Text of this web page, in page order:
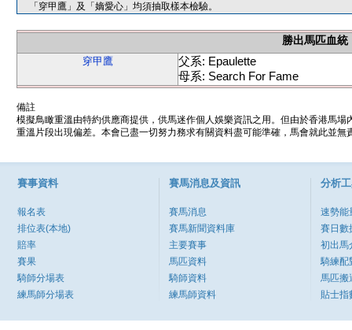
「穿甲鷹」及「嫡愛心」均須抽取樣本檢驗。
勝出馬匹血統
穿甲鷹
父系: Epaulette
母系: Search For Fame
備註
模擬鳥瞰重溫由特約供應商提供，供馬迷作個人娛樂資訊之用。但由於香港馬
重溫片段出現偏差。本會已盡一切努力務求有關資料盡可能準確，馬會就此並
賽事資料
報名表
排位表(本地)
賠率
賽果
騎師分場表
練馬師分場表
賽馬消息及資訊
賽馬消息
賽馬新聞資料庫
主要賽事
馬匹資料
騎師資料
練馬師資料
分析
速勢能
賽日數
初出馬
騎練配
馬匹搬
貼士指